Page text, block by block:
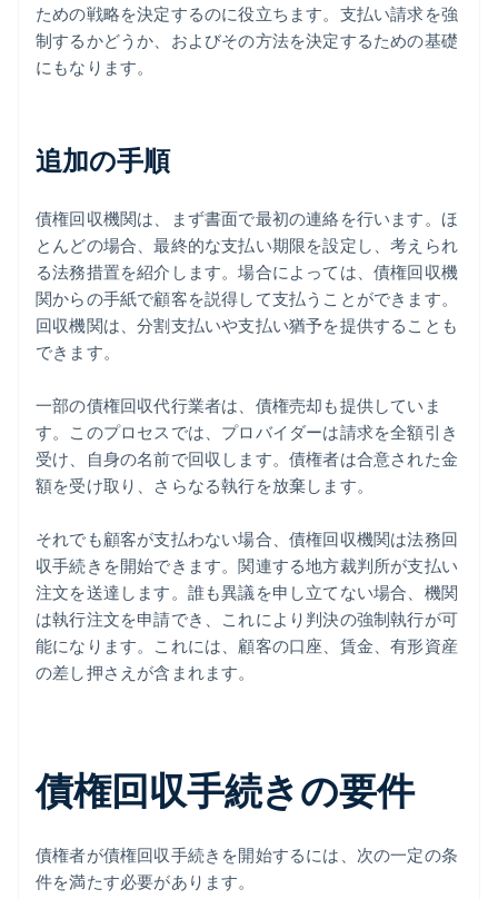
ための戦略を決定するのに役立ちます。支払い請求を強
制するかどうか、およびその方法を決定するための基礎
にもなります。
追加の手順
債権回収機関は、まず書面で最初の連絡を行います。ほ
とんどの場合、最終的な支払い期限を設定し、考えられ
る法務措置を紹介します。場合によっては、債権回収機
関からの手紙で顧客を説得して支払うことができます。
回収機関は、分割支払いや支払い猶予を提供することも
できます。
一部の債権回収代行業者は、債権売却も提供していま
す。このプロセスでは、プロバイダーは請求を全額引き
受け、自身の名前で回収します。債権者は合意された金
額を受け取り、さらなる執行を放棄します。
それでも顧客が支払わない場合、債権回収機関は法務回
収手続きを開始できます。関連する地方裁判所が支払い
注文を送達します。誰も異議を申し立てない場合、機関
は執行注文を申請でき、これにより判決の強制執行が可
能になります。これには、顧客の口座、賃金、有形資産
の差し押さえが含まれます。
債権回収手続きの要件
債権者が債権回収手続きを開始するには、次の一定の条
件を満たす必要があります。